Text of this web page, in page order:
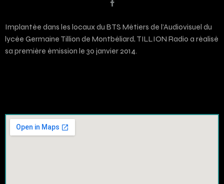
Implantée dans les locaux du BTS Métiers de l’Audiovisuel du
lycée Germaine Tillion de Montbéliard, TILLION Radio a réalisé
sa première émission le 30 janvier 2014.